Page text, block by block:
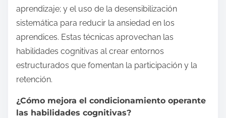
aprendizaje; y el uso de la desensibilización
sistemática para reducir la ansiedad en los
aprendices. Estas técnicas aprovechan las
habilidades cognitivas al crear entornos
estructurados que fomentan la participación y la
retención.
¿Cómo mejora el condicionamiento operante
las habilidades cognitivas?